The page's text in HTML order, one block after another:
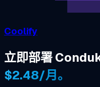
Coolify
立即部署
$2.48/月。